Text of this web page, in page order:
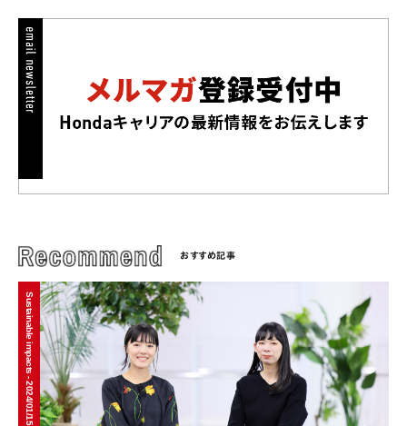
おすすめ記事
Sustainable impacts - 2024/01/15